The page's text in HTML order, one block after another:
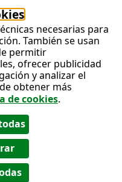
necesarias para
También se usan
permitir
ofrecer publicidad
y analizar el
obtener más
de cookies.